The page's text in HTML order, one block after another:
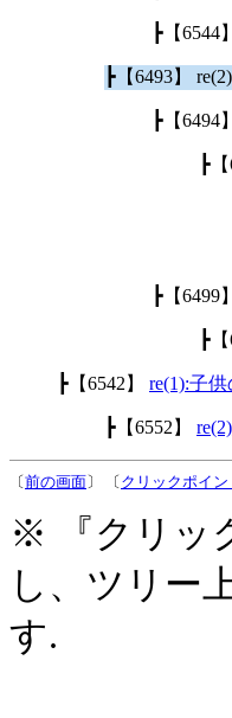
┣【6544
┣【6493】
┣【6494
┣
┣【6499
┣
┣【6542】 re(1):子
┣【6552】
〔前の画面〕 〔 クリックポイン
※ 『クリッ
し、ツリー
す.